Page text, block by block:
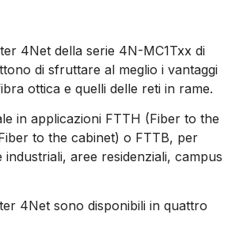
4Net della serie 4N-MC1Txx di
di sfruttare al meglio i vantaggi
ottica e quelli delle reti in rame.
in applicazioni FTTH (Fiber to the
to the cabinet) o FTTB, per
industriali, aree residenziali, campus
4Net sono disponibili in quattro